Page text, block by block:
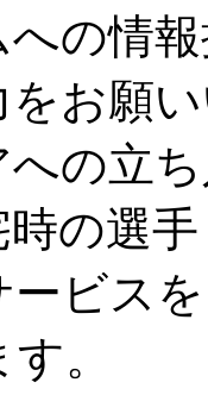
の情
をお願
への立
の選
ビス
。